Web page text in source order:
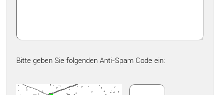
Bitte geben Sie folgenden Anti-Spam Code ein: